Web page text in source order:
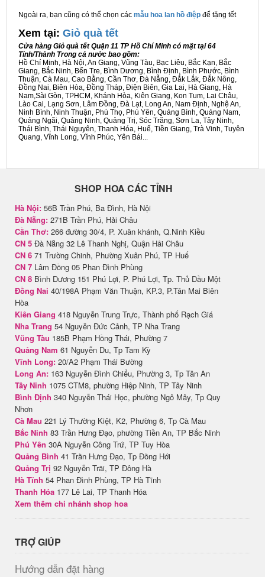
Ngoài ra, bạn cũng có thể chọn các mẫu hoa lan hồ điệp để tặng tết
Xem tại: Giỏ quà tết
Cửa hàng Giỏ quà tết Quận 11 TP Hồ Chí Minh có mặt tại 64
Tỉnh/Thành Trong cả nước bao gồm:
Hồ Chí Minh, Hà Nội, An Giang, Vũng Tàu, Bạc Liêu, Bắc Kạn, Bắc
Giang, Bắc Ninh, Bến Tre, Bình Dương, Bình Định, Bình Phước, Bình
Thuận, Cà Mau, Cao Bằng, Cần Thơ, Đà Nẵng, Đắk Lắk, Đắk Nông,
Đồng Nai, Biên Hòa, Đồng Tháp, Điện Biên, Gia Lai, Hà Giang, Hà
Nam,Sài Gòn, TPHCM, Khánh Hòa, Kiên Giang, Kon Tum, Lai Châu,
Lào Cai, Lạng Sơn, Lâm Đồng, Đà Lạt, Long An, Nam Định, Nghệ An,
Ninh Bình, Ninh Thuận, Phú Thọ, Phú Yên, Quảng Bình, Quảng Nam,
Quảng Ngãi, Quảng Ninh, Quảng Trị, Sóc Trăng, Sơn La, Tây Ninh,
Thái Bình, Thái Nguyên, Thanh Hóa, Huế, Tiền Giang, Trà Vinh, Tuyên
Quang, Vĩnh Long, Vĩnh Phúc, Yên Bái...
SHOP HOA CÁC TỈNH
Hà Nội: 56B Trần Phú, Ba Đình, Hà Nội
Đà Nẵng: 271B Trần Phú, Hải Châu
Cần Thơ: 266 đường 30/4, P. Xuân khánh, Q.Ninh Kiều
CN 5 Đà Nẵng 32 Lê Thanh Nghị, Quận Hải Châu
CN 6 71 Trường Chinh, Phường Xuân Phú, TP Huế
CN 7 Lâm Đồng 05 Phan Đình Phùng
CN 8 Bình Dương 151 Phú Lợi, P. Phú Lợi, Tp. Thủ Dầu Một
Đồng Nai 40/198A Phạm Văn Thuận, KP.3, P.Tân Mai Biên
Hòa
Kiên Giang 418 Nguyễn Trung Trực, Thành phố Rạch Giá
Nha Trang 54 Nguyễn Đức Cảnh, TP Nha Trang
Vũng Tàu 185B Phạm Hồng Thái, Phường 7
Quảng Nam 61 Nguyễn Du, Tp Tam Kỳ
Vĩnh Long: 20/A2 Phạm Thái Bường
Long An: 163 Nguyễn Đình Chiểu, Phường 3, Tp Tân An
Tây Ninh 1075 CTM8, phường Hiệp Ninh, TP Tây Ninh
Bình Định 340 Nguyễn Thái Học, phường Ngô Mây, Tp Quy
Nhơn
Cà Mau 221 Lý Thường Kiệt, K2, Phường 6, Tp Cà Mau
Bắc Ninh 83 Trần Hưng Đạo, phường Tiền An, TP Bắc Ninh
Phú Yên 30A Nguyễn Công Trứ, TP Tuy Hòa
Quảng Bình 41 Trần Hưng Đạo, Tp Đồng Hới
Quảng Trị 92 Nguyễn Trãi, TP Đông Hà
Hà Tĩnh 54 Phan Đình Phùng, TP Hà Tĩnh
Thanh Hóa 177 Lê Lai, TP Thanh Hóa
Xem thêm chi nhánh shop hoa
TRỢ GIÚP
Hướng dẫn đặt hàng